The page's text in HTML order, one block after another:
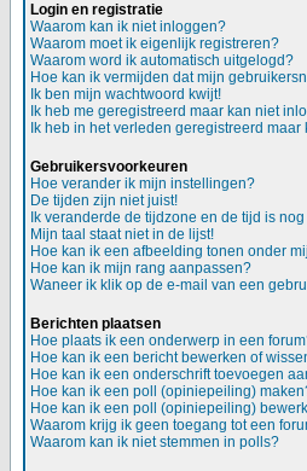
Login en registratie
Waarom kan ik niet inloggen?
Waarom moet ik eigenlijk registreren?
Waarom word ik automatisch uitgelogd?
Hoe kan ik vermijden dat mijn
Ik ben mijn wachtwoord kwijt!
Ik heb me geregistreerd maar kan niet
Ik heb in het verleden geregistreerd
Gebruikersvoorkeuren
Hoe verander ik mijn instellingen?
De tijden zijn niet juist!
Ik veranderde de tijdzone en de tijd is
Mijn taal staat niet in de lijst!
Hoe kan ik een afbeelding tonen onder
Hoe kan ik mijn rang aanpassen?
Waneer ik klik op de e-mail van een
Berichten plaatsen
Hoe plaats ik een onderwerp in een
Hoe kan ik een bericht bewerken of
Hoe kan ik een onderschrift toevoegen
Hoe kan ik een poll (opiniepeiling)
Hoe kan ik een poll (opiniepeiling)
Waarom krijg ik geen toegang tot een
Waarom kan ik niet stemmen in polls?